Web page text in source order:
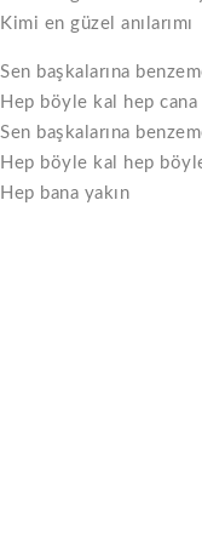
Kimi en güzel anılarımı
Sen başkalarına
Hep böyle kal hep cana
Sen başkalarına
Hep böyle kal hep
Hep bana yakın